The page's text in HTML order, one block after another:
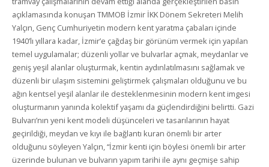
açıklamasında konuşan TMMOB İzmir İKK Dönem Sekreteri Melih
Yalçın, Genç Cumhuriyetin modern kent yaratma çabaları içinde
1940’lı yıllara kadar, İzmir’e çağdaş bir görünüm vermek için yapılan
temel uygulamalar; düzenli yollar ve bulvarlar açmak, meydanlar ve
geniş yeşil alanlar oluşturmak, kentin aydınlatılmasını sağlamak ve
düzenli bir ulaşım sistemini geliştirmek çalışmaları olduğunu ve bu
ağın kentsel yeşil alanlar ile desteklenmesinin modern kent imgesi
oluşturmanın yanında kolektif yaşamı da güçlendirdiğini belirtti. Gazi
Bulvarı’nın yeni kent modeli düşünceleri ve tasarılarının hayat
geçirildiği, meydan ve kıyı ile bağlantı kuran önemli bir arter
olduğunu söyleyen Yalçın, “İzmir kenti için böylesi önemli bir arter
üzerinde bulunan ve bulvarın yapım tarihi ile aynı geçmişe sahip